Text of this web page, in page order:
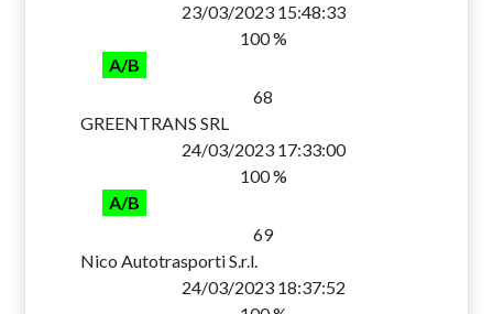
23/03/2023 15:48:33
100 %
A/B
68
GREENTRANS SRL
24/03/2023 17:33:00
100 %
A/B
69
Nico Autotrasporti S.r.l.
24/03/2023 18:37:52